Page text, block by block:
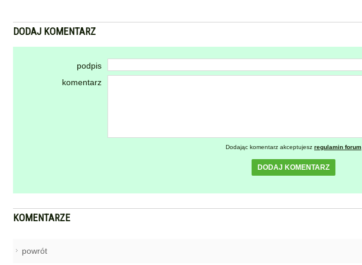
DODAJ KOMENTARZ
podpis
komentarz
Dodając komentarz akceptujesz regulamin forum
DODAJ KOMENTARZ
KOMENTARZE
powrót